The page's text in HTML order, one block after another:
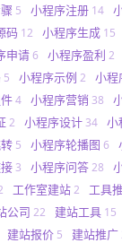
5 小程序注册 14
码 12 小程序生成 15
申请6 小程序盈利 2
5 小程序示例 2 小程
4 小程序营销 38
2 小程序设计 34 小
5 小程序轮播图 6
3 小程序问答28
工作室建站2 工具
公司 22 建站工具 15
建站报价 5 建站推广